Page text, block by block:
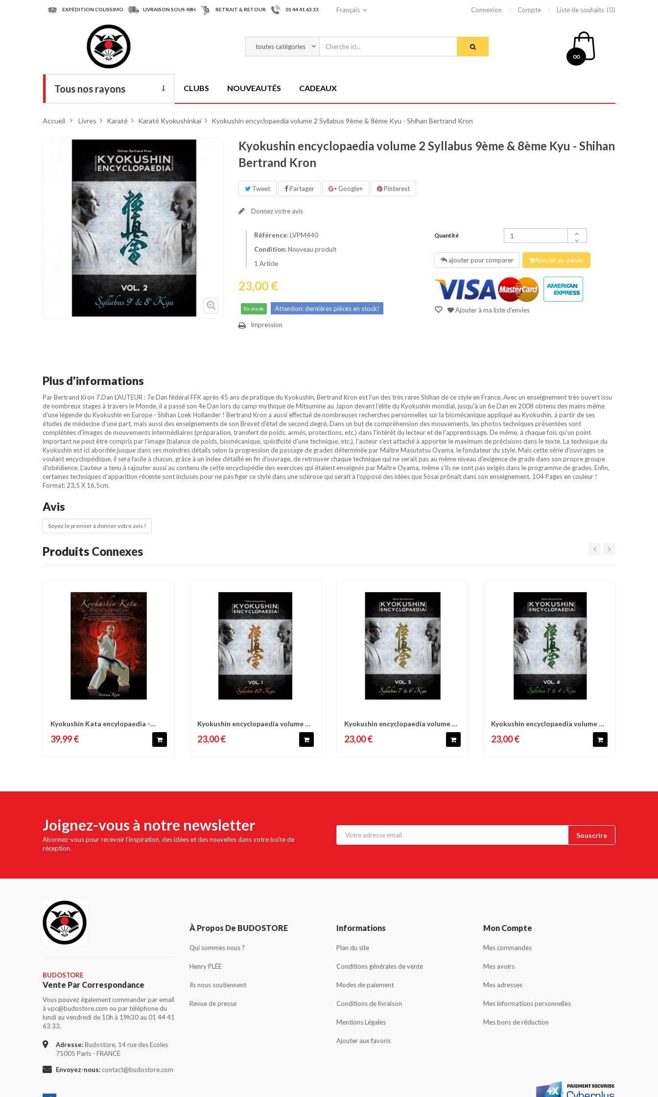
EXPÉDITION COLISSIMO LIVRAISON SOUS 48H RETRAIT & RETOUR 01 44 41 63 33 Français Connexion Compte Liste de souhaits 0
00
Tous nos rayons
Tenues
Chaussures
Protections
Cible de frappe
Condition physique
Accessoires
Tatamis
Décoration
Voir plus
CLUBS NOUVEAUTÉS CADEAUX
Accueil > Livres > Karaté > Karaté Kyokushinkaï > Kyokushin encyclopaedia volume 2 Syllabus 9ème & 8ème Kyu - Shihan Bertrand Kron
Kyokushin encyclopaedia volume 2 Syllabus 9ème & 8ème Kyu - Shihan
Bertrand Kron
Tweet Partager Google+ Pinterest
Donnez votre avis
Référence:LVPM440
Condition:Nouveau produit
1 Article
23,00 €
En stock Attention: dernières pièces en stock!
Impression
Quantité
ajouter pour comparer Ajouter au panier
Ajouter à ma liste d'envies
Plus d'informations
Par Bertrand Kron 7.Dan L'AUTEUR : 7e Dan fédéral FFK après 45 ans de pratique du Kyokushin, Bertrand Kron est l'un des très rares Shihan de ce style en France. Avec un enseignement très ouvert issu
de nombreux stages à travers le Monde, il a passé son 4e Dan lors du camp mythique de Mitsumine au Japon devant l'élite du Kyokushin mondial, jusqu'à un 6e Dan en 2008 obtenu des mains même
d'une légende du Kyokushin en Europe - Shihan Loek Hollander ! Bertrand Kron a aussi effectué de nombreuses recherches personnelles sur la biomécanique appliqué au Kyokushin, à partir de ses
études de médecine d'une part, mais aussi des enseignements de son Brevet d'état de second degré. Dans un but de compréhension des mouvements, les photos techniques présentées sont
complétées d'images de mouvements intermédiaires (préparation, transfert de poids, armés, protections, etc.) dans l'intérêt du lecteur et de l'apprentissage. De même, à chaque fois qu'un point
important ne peut être compris par l'image (balance de poids, biomécanique, spécificité d'une technique, etc.), l'auteur s'est attaché à apporter le maximum de précisions dans le texte. La technique du
Kyokushin est ici abordée jusque dans ses moindres détails selon la progression de passage de grades déterminée par Maître Masutatsu Oyama, le fondateur du style. Mais cette série d'ouvrages se
voulant encyclopédique, il sera facile à chacun, grâce à un index détaillé en fin d'ouvrage, de retrouver chaque technique qui ne serait pas au même niveau d'exigence de grade dans son propre groupe
d'obédience. L'auteur a tenu à rajouter aussi au contenu de cette encyclopédie des exercices qui étaient enseignés par Maître Oyama, même s'ils ne sont pas exigés dans le programme de grades. Enfin,
certaines techniques d'apparition récente sont incluses pour ne pas figer ce style dans une sclérose qui serait à l'opposé des idées que Sosai prônait dans son enseignement. 104 Pages en couleur !
Format: 23,5 X 16,5cm.
Avis
Soyez le premier à donner votre avis !
Produits Connexes
Comparer Liste d'envies
Kyokushin Kata encylopaedia -
39,99 €
Comparer Liste d'envies
Kyokushin encyclopaedia volume 1
23,00 €
Comparer Liste d'envies
Kyokushin encyclopaedia volume 3
23,00 €
Comparer Liste d'envies
Kyokushin encyclopaedia volume 4
23,00 €
Joignez-vous à notre newsletter
Abonnez-vous pour recevoir l'inspiration, des idées et des nouvelles dans votre boîte de
réception.
BUDOSTORE
Vente Par Correspondance
Vous pouvez également commander par email
à vpc@budostore.com ou par téléphone du
lundi au vendredi de 10h à 19h30 au 01 44 41
63 33.
Adresse:Budostore, 14 rue des Ecoles
75005 Paris - FRANCE
Envoyez-nous: contact@budostore.com
À Propos De BUDOSTORE
Qui sommes nous ?
Henry PLÉE
Ils nous soutiennent
Revue de presse
Informations
Plan du site
Conditions générales de vente
Modes de paiement
Conditions de livraison
Mentions Légales
Ajouter aux favoris
Mon Compte
Mes commandes
Mes avoirs
Mes adresses
Mes informations personnelles
Mes bons de réduction